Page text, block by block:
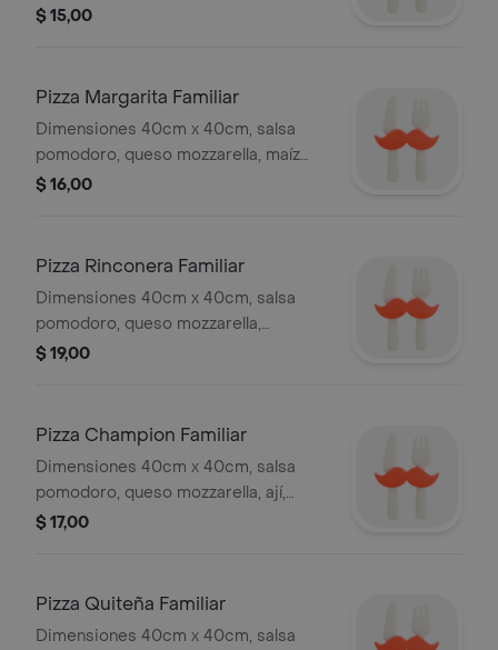
trozos de piña.
$ 15,00
Pizza Margarita Familiar
Dimensiones 40cm x 40cm, salsa
pomodoro, queso mozzarella, maíz
dulce, jamón.
$ 16,00
Pizza Rinconera Familiar
Dimensiones 40cm x 40cm, salsa
pomodoro, queso mozzarella,
pepperoni, pimiento, champiñón,
$ 19,00
Pizza Champion Familiar
Dimensiones 40cm x 40cm, salsa
pomodoro, queso mozzarella, ají,
tocino, cebolla, pollo.
$ 17,00
Pizza Quiteña Familiar
Dimensiones 40cm x 40cm, salsa